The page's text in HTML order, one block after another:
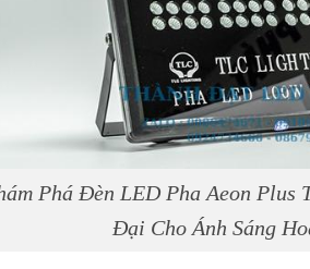
Phá Đèn LED Pha Aeon Plus
Đại Cho Ánh Sáng